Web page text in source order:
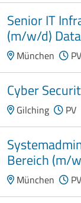
Senior IT
(m/w/d)
München PV
Cyber
Gilching PV
Bereich (m/
München PV